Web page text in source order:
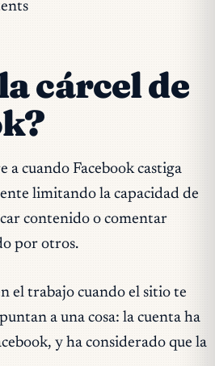
cárcel de
a cuando Facebook castiga
limitando la capacidad de
contenido o comentar
por otros.
el trabajo cuando el sitio te
a una cosa: la cuenta ha
y ha considerado que la